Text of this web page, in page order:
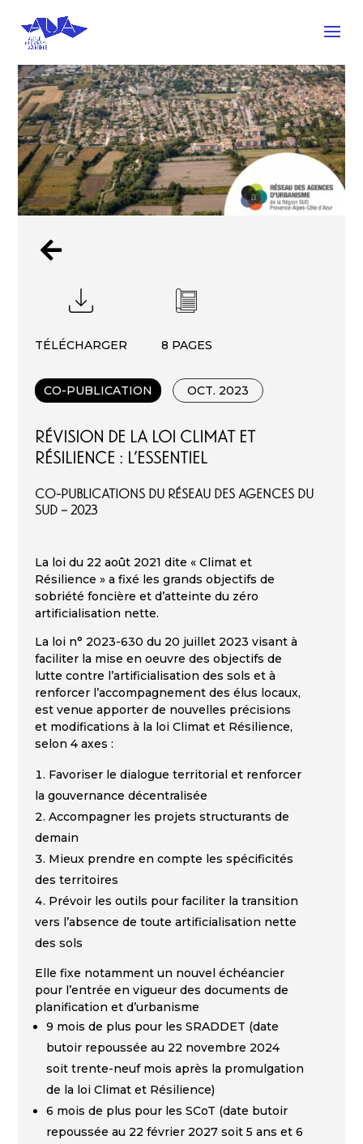

TÉLÉCHARGER 8 PAGES
CO-PUBLICATION OCT. 2023
RÉVISION DE LA LOI CLIMAT ET
RÉSILIENCE : L’ESSENTIEL
Co-publications du réseau des Agences du
Sud – 2023
La loi du 22 août 2021 dite « Climat et
Résilience » a fixé les grands objectifs de
sobriété foncière et d’atteinte du zéro
artificialisation nette.
La loi n° 2023-630 du 20 juillet 2023 visant à
faciliter la mise en oeuvre des objectifs de
lutte contre l’artificialisation des sols et à
renforcer l’accompagnement des élus locaux,
est venue apporter de nouvelles précisions
et modifications à la loi Climat et Résilience,
selon 4 axes :
Favoriser le dialogue territorial et renforcer
la gouvernance décentralisée
Accompagner les projets structurants de
demain
Mieux prendre en compte les spécificités
des territoires
Prévoir les outils pour faciliter la transition
vers l’absence de toute artificialisation nette
des sols
Elle fixe notamment un nouvel échéancier
pour l’entrée en vigueur des documents de
planification et d’urbanisme
9 mois de plus pour les SRADDET (date
butoir repoussée au 22 novembre 2024
soit trente-neuf mois après la promulgation
de la loi Climat et Résilience)
6 mois de plus pour les SCoT (date butoir
repoussée au 22 février 2027 soit 5 ans et 6